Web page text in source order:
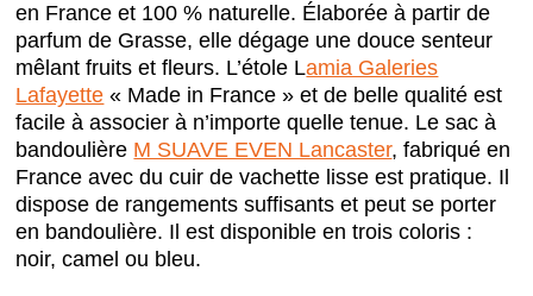
en France et 100 % naturelle. Élaborée à partir de
parfum de Grasse, elle dégage une douce senteur
mêlant fruits et fleurs. L’étole Lamia Galeries
Lafayette « Made in France » et de belle qualité est
facile à associer à n’importe quelle tenue. Le sac à
bandoulière M SUAVE EVEN Lancaster, fabriqué en
France avec du cuir de vachette lisse est pratique. Il
dispose de rangements suffisants et peut se porter
en bandoulière. Il est disponible en trois coloris :
noir, camel ou bleu.